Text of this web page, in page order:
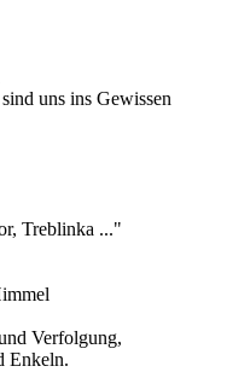
uns ins Gewissen
Treblinka ..."
Verfolgung,
Enkeln.